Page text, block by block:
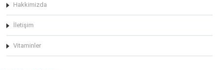
Hakkimizda
İletişim
Vitaminler